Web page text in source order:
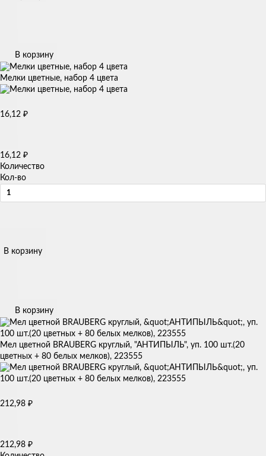
В корзину
Мелки цветные, набор 4 цвета
16,12 ₽
16,12 ₽
Количество
Кол-во
В корзину
В корзину
Мел цветной BRAUBERG круглый, "АНТИПЫЛЬ", уп. 100 шт.(20
цветных + 80 белых мелков), 223555
212,98 ₽
212,98 ₽